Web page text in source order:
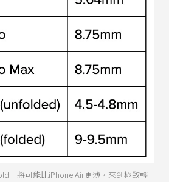
」將可能比iPhone Air更薄，來到極致輕